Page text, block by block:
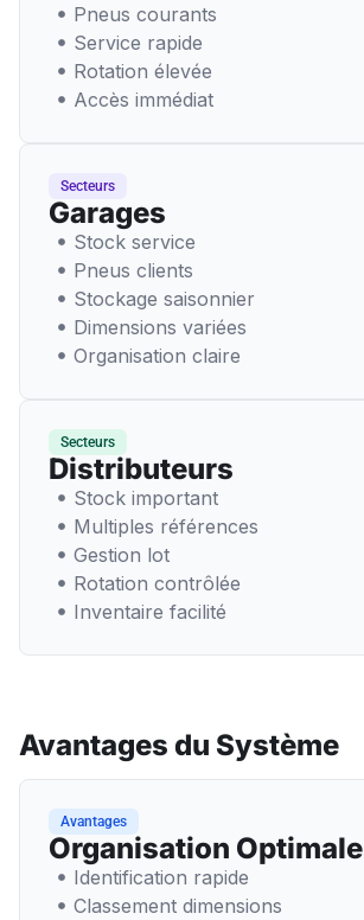
Pneus courants
Service rapide
Rotation élevée
Accès immédiat
Secteurs
Garages
Stock service
Pneus clients
Stockage saisonnier
Dimensions variées
Organisation claire
Secteurs
Distributeurs
Stock important
Multiples références
Gestion lot
Rotation contrôlée
Inventaire facilité
Avantages du Système
Avantages
Organisation Optimale
Identification rapide
Classement dimensions